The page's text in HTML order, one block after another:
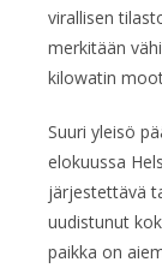
virallisen
merkitään
kilowatin
Suuri yleisö
elokuussa
järjestettävä
uudistunut
paikka on